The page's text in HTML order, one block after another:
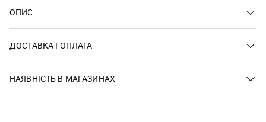
ОПИС
ДОСТАВКА І ОПЛАТА
НАЯВНІСТЬ В МАГАЗИНАХ